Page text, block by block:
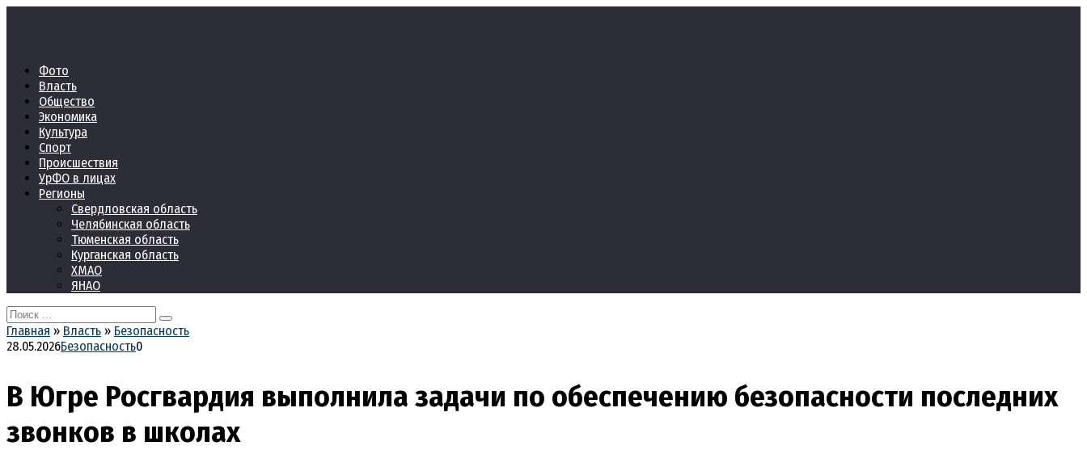
Фото
Власть
Общество
Экономика
Культура
Спорт
Происшествия
УрФО в лицах
Регионы
Свердловская область
Челябинская область
Тюменская область
Курганская область
ХМАО
ЯНАО
Search
for:
Главная » Власть » Безопасность
28.05.2026Безопасность0
В Югре Росгвардия выполнила задачи по обеспечению безопасности последних
звонков в школах